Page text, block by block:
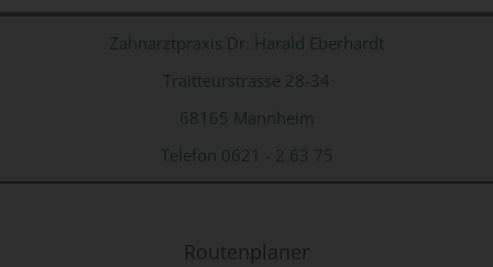
Zahnarztpraxis Dr. Harald Eberhardt
Traitteurstrasse 28-34
68165 Mannheim
Telefon 0621 - 2 63 75
Routenplaner